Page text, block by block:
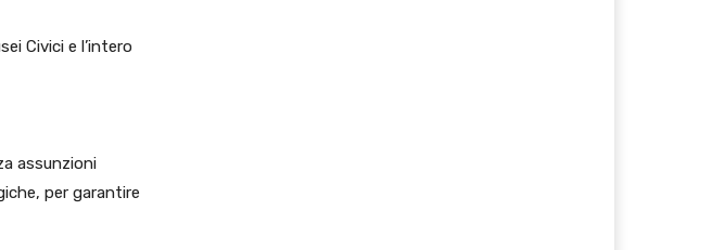
Civici e l’intero
assunzioni
per garantire